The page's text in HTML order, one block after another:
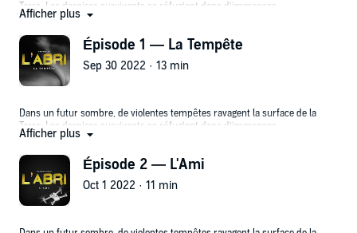
Terre. Les derniers survivants se réfugient dans d’immenses
souterrains, dirigés par une Administration autoritaire et opaque.
solidaire pour espérer survivre ?
Joué par Cloé Arnaud
Musique originale par Nelod
___
Twitter : @HenriBregeon
Instagram : @henri_bregeon__nelod
Afficher plus
Épisode 1 — La Tempête
Sep 30 2022 · 13 min
Dans un futur sombre, de violentes tempêtes ravagent la surface de la
Terre. Les derniers survivants se réfugient dans d’immenses
souterrains, dirigés par une Administration autoritaire et opaque.
solidaire pour espérer survivre ?
Afficher plus
Épisode 2 — L'Ami
Oct 1 2022 · 11 min